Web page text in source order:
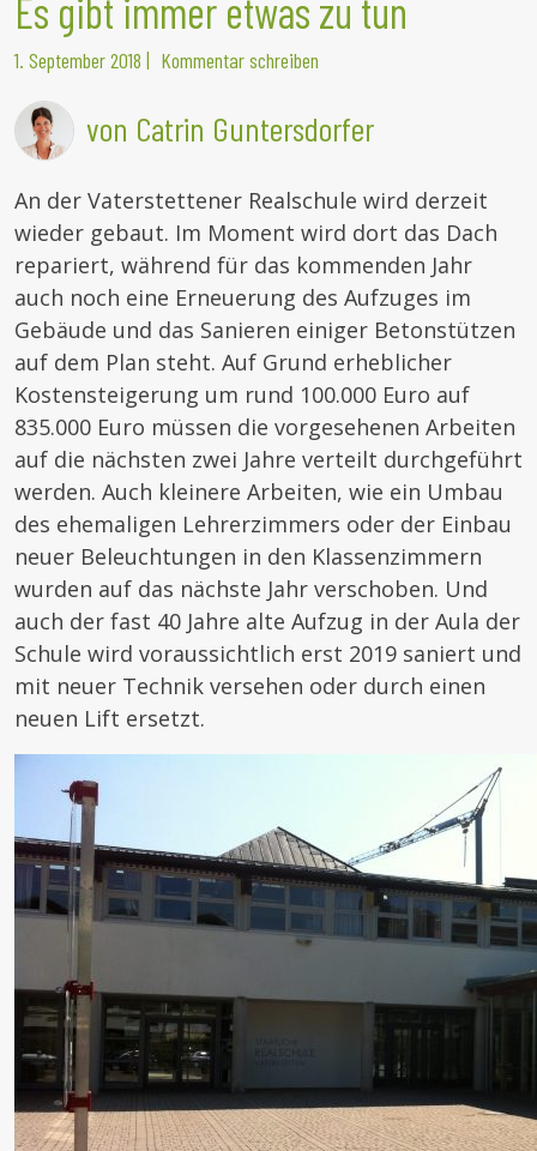
Es gibt immer etwas zu tun
1. September 2018 | Kommentar schreiben
von Catrin Guntersdorfer
An der Vaterstettener Realschule wird derzeit
wieder gebaut. Im Moment wird dort das Dach
repariert, während für das kommenden Jahr
auch noch eine Erneuerung des Aufzuges im
Gebäude und das Sanieren einiger Betonstützen
auf dem Plan steht. Auf Grund erheblicher
Kostensteigerung um rund 100.000 Euro auf
835.000 Euro müssen die vorgesehenen Arbeiten
auf die nächsten zwei Jahre verteilt durchgeführt
werden. Auch kleinere Arbeiten, wie ein Umbau
des ehemaligen Lehrerzimmers oder der Einbau
neuer Beleuchtungen in den Klassenzimmern
wurden auf das nächste Jahr verschoben. Und
auch der fast 40 Jahre alte Aufzug in der Aula der
Schule wird voraussichtlich erst 2019 saniert und
mit neuer Technik versehen oder durch einen
neuen Lift ersetzt.